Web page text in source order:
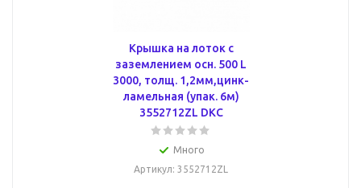
Крышка на лоток с
заземлением осн. 500 L
3000, толщ. 1,2мм,цинк-
ламельная (упак. 6м)
3552712ZL DKC
Много
Артикул: 3552712ZL